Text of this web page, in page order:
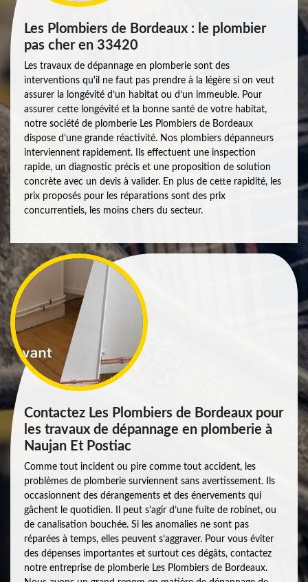
Les Plombiers de Bordeaux : le plombier
pas cher en 33420
Les travaux de dépannage en plomberie sont des
interventions qu'il ne faut pas prendre à la légère si on veut
assurer la longévité d’un habitat ou d’un immeuble. Pour
assurer cette longévité et la bonne santé de votre habitat,
notre société de plomberie Les Plombiers de Bordeaux
dispose d’une grande réactivité. Nos plombiers dépanneurs
interviennent rapidement. Ils effectuent une inspection
rapide, un diagnostic précis et une proposition de solution
concrète avec un devis à valider. En plus de cette rapidité, les
prix proposés pour les réparations sont des prix
concurrentiels, les moins chers du secteur.
Contactez Les Plombiers de Bordeaux pour
les travaux de dépannage en plomberie à
Naujan Et Postiac
Comme tout incident ou pire comme tout accident, les
problèmes de plomberie surviennent sans avertissement. Ils
occasionnent des dérangements et des énervements qui
gâchent le quotidien. Il peut s’agir d’une fuite de robinet, ou
de canalisation bouchée. Si les anomalies ne sont pas
réparées à temps, elles peuvent s’aggraver. Pour vous éviter
des dépenses importantes et surtout ces dégâts, contactez
notre entreprise de plomberie Les Plombiers de Bordeaux.